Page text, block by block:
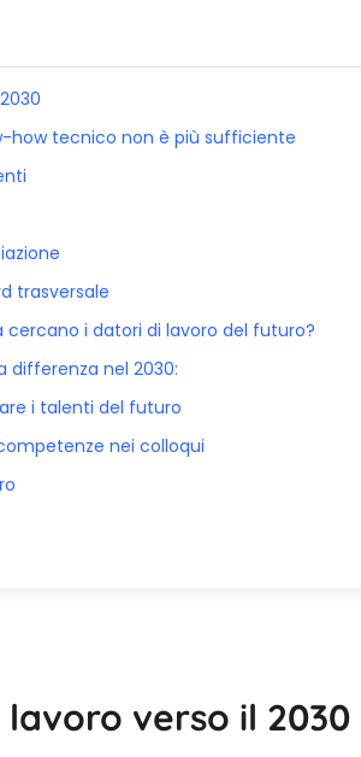
how tecnico non è più sufficiente
trasversale
i datori di lavoro del futuro?
differenza nel 2030:
i talenti del futuro
nei colloqui
verso il 2030